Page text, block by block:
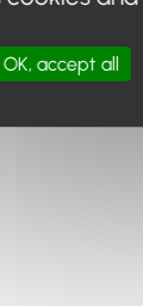
OK, accept all